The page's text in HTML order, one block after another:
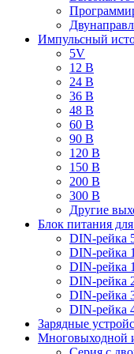
Импульсный
5V
12 В
24 В
36 В
48 В
60 В
90 В
120 В
150 В
200 В
300 В
Другие
Блок питания
DIN-рейка
DIN-рейка
DIN-рейка
DIN-рейка
DIN-рейка
DIN-рейка
Зарядные
Многовыходной